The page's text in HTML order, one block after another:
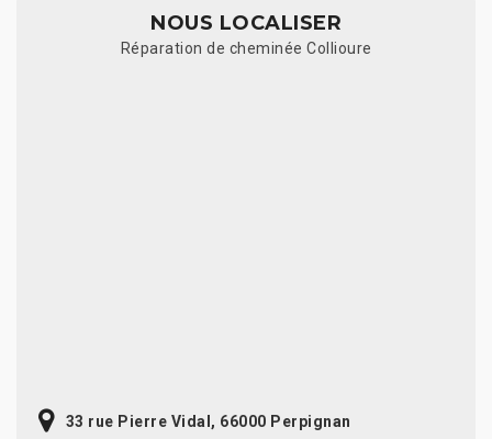
NOUS LOCALISER
Réparation de cheminée Collioure
33 rue Pierre Vidal, 66000 Perpignan